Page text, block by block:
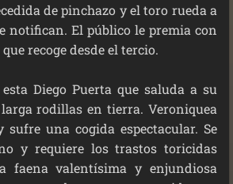
de pinchazo y el toro rueda a
notifican. El público le premia con
recoge desde el tercio.
Diego Puerta que saluda a su
rodillas en tierra. Veroniquea
sufre una cogida espectacular. Se
y requiere los trastos toricidas
faena valentísima y enjundiosa